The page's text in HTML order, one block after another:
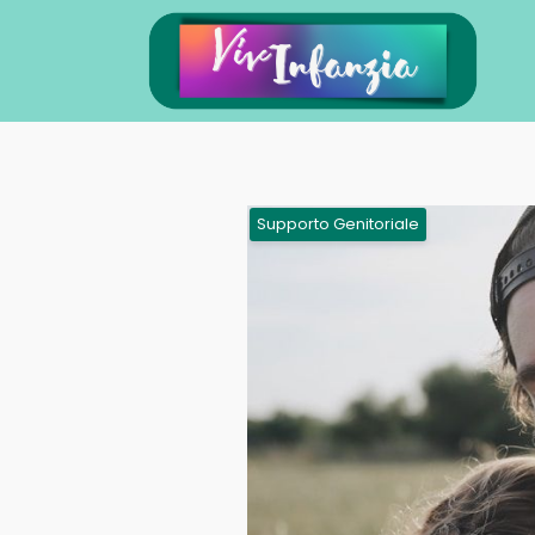
Supporto Genitoriale